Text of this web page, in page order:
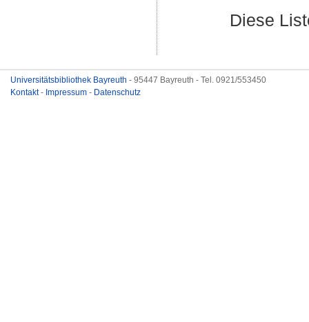
Diese
Universitätsbibliothek Bayreuth - 95447 Bayreuth - Tel. 0921/553450
Kontakt- Impressum - Datenschutz